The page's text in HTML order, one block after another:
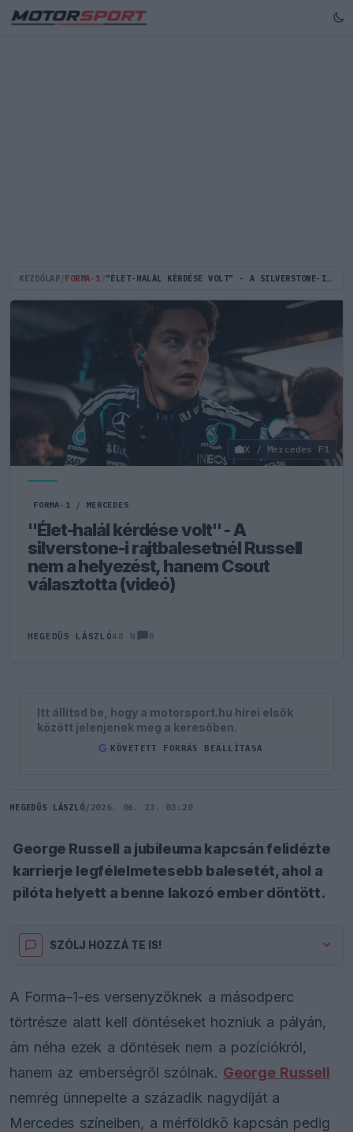
KEZDŐLAP FORMA-1 "ÉLET-HALÁL KÉRDÉSE VOLT" - A SILVERSTONE-I RAJTBALESETNÉL RUSSELL NEM A HELYEZÉST, HANEM CSOUT VÁLASZTOTTA (VIDEÓ)
X / Mercedes F1
FORMA-1 / MERCEDES
"Élet-halál kérdése volt" - A
silverstone-i rajtbalesetnél Russell
nem a helyezést, hanem Csout
választotta (videó)
HEGEDŰS LÁSZLÓ48 N 0
Itt állítsd be, hogy a motorsport.hu hírei elsők
között jelenjenek meg a keresőben.
G KÖVETETT FORRÁS BEÁLLÍTÁSA
HEGEDŰS LÁSZLÓ/ 2026. 06. 23. 03:20
George Russell a jubileuma kapcsán felidézte
karrierje legfélelmetesebb balesetét, ahol a
pilóta helyett a benne lakozó ember döntött.
SZÓLJ HOZZÁ TE IS!
A Forma–1-es versenyzőknek a másodperc
törtrésze alatt kell döntéseket hozniuk a pályán,
ám néha ezek a döntések nem a pozíciókról,
hanem az emberségről szólnak. George Russell
nemrég ünnepelte a századik nagydíját a
Mercedes színeiben, a mérföldkő kapcsán pedig